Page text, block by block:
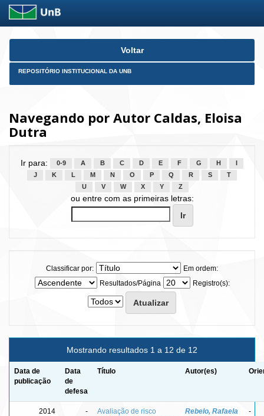
Skip
Voltar
REPOSITÓRIO INSTITUCIONAL DA UNB
Navegando por Autor Caldas, Eloisa
Dutra
Ir para: 0-9 A B C D E F G H
J
K L M N O P Q R S
T
U
V W X Y Z
ou entre com as primeiras letras:
Classificar por:
Em ordem:
Resultados/Página
Registro(s):
Mostrando resultados 1 a 12 de 12
Data de
publicação
Data
de
defesa
Título Autor(es)
2014 -
Avaliação de risco
Rebelo, Rafaela
-